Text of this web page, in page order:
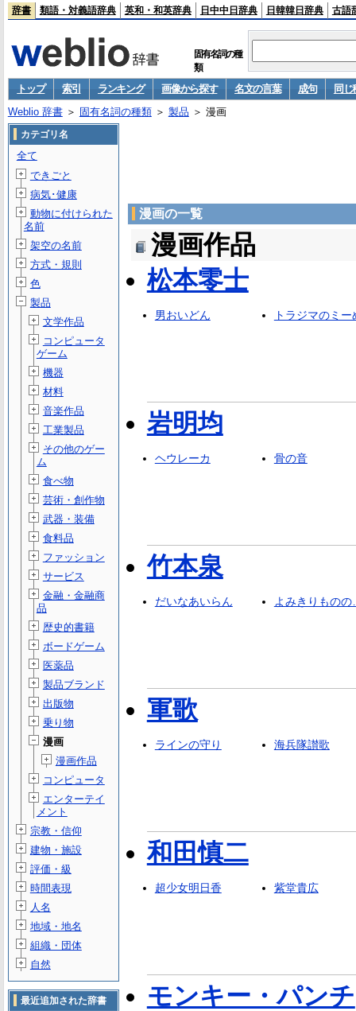
辞書 類語・対義語辞典 英和・和英辞典 日中中日辞典 日韓韓日辞典 古語
固有名詞の種
類
トップ 索引 ランキング 画像から探す 名文の言葉 成句
同じ
Weblio 辞書＞ 固有名詞の種類＞ 製品 ＞ 漫画
漫画の一覧
漫画作品
松本零士
男おいどん トラジマのミー
岩明均
ヘウレーカ 骨の音
竹本泉
だいなあいらん よみきりもの
軍歌
ラインの守り 海兵隊讃歌
和田慎二
超少女明日香 紫堂貴広
モンキー・パンチ
カテゴリ名
全て
できごと
病気･健康
動物に付けられた
名前
架空の名前
方式・規則
色
製品
文学作品
コンピュータ
ゲーム
機器
材料
音楽作品
工業製品
その他のゲー
ム
食べ物
芸術・創作物
武器・装備
食料品
ファッション
サービス
金融・金融商
品
歴史的書籍
ボードゲーム
医薬品
製品ブランド
出版物
乗り物
漫画
漫画作品
コンピュータ
エンターテイ
メント
宗教・信仰
建物・施設
評価・級
時間表現
人名
地域・地名
組織・団体
自然
最近追加された辞書